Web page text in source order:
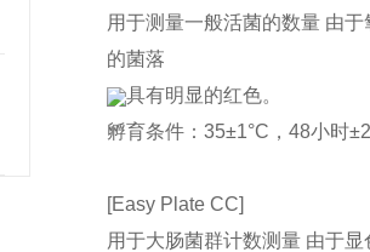
用于测量一般活菌的数量 由
的菌落
具有明显的红色。
孵育条件：35±1°C，48小时
[Easy Plate CC]
用于大肠菌群计数测量 由于